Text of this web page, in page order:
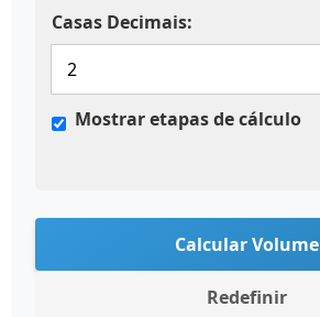
Casas Decimais:
Mostrar etapas de cálculo
Calcular Volume
Redefinir